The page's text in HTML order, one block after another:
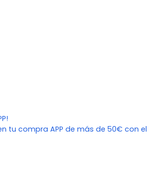
tu compra APP de más de 50€ con el